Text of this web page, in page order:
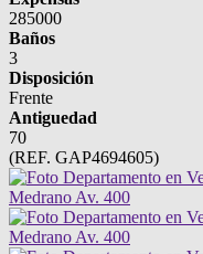
285000
Baños
3
Disposición
Frente
Antiguedad
70
(REF. GAP4694605)